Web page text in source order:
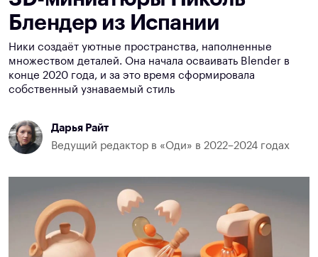
Блендер из Испании
Ники создаёт уютные пространства, наполненные
множеством деталей. Она начала осваивать Blender в
конце 2020 года, и за это время сформировала
собственный узнаваемый стиль
Дарья Райт
Ведущий редактор в «Оди» в 2022–2024 годах